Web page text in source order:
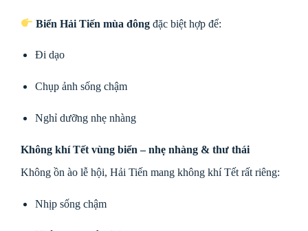
Biển Hải Tiến mùa đông đặc biệt hợp để:
Đi dạo
Chụp ảnh sống chậm
Nghỉ dưỡng nhẹ nhàng
Không khí Tết vùng biển – nhẹ nhàng & thư thái
Không ồn ào lễ hội, Hải Tiến mang không khí Tết rất riêng:
Nhịp sống chậm